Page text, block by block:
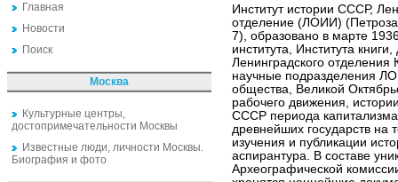
Главная
Новости
Поиск
Москва
Культурные центры,
достопримечательности Москвы
Известные люди, личности Москвы.
Биография и фото
Институт истории СССР,
отделение (ЛОИИ)
7), образовано в марте
института, Института
Ленинградского
научные подразделения
общества, Великой
рабочего движения,
СССР периода
древнейших государств на
изучения и публикации
аспирантура. В составе
Археографической